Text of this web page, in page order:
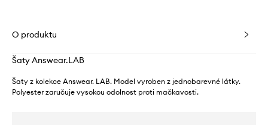
O produktu
Šaty Answear.LAB
Šaty z kolekce Answear. LAB. Model vyroben z jednobarevné látky.
Polyester zaručuje vysokou odolnost proti mačkavosti.